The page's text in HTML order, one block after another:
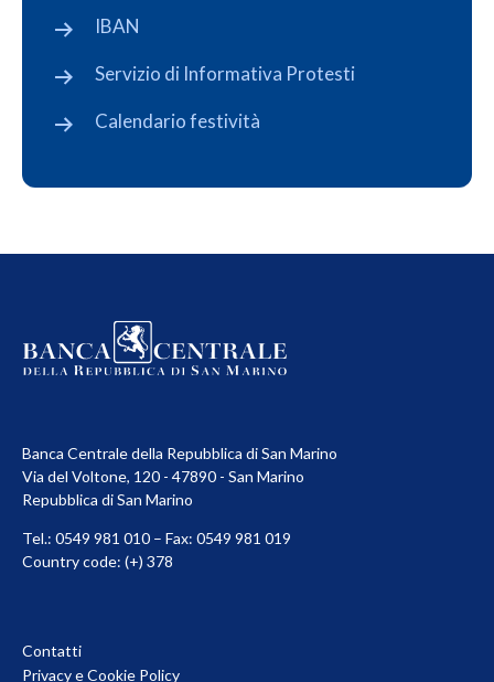
IBAN
Servizio di Informativa Protesti
Calendario festività
Banca Centrale della Repubblica di San Marino
Via del Voltone, 120 - 47890 - San Marino
Repubblica di San Marino
Tel.: 0549 981 010 – Fax: 0549 981 019
Country code: (+) 378
Contatti
Privacy e Cookie Policy